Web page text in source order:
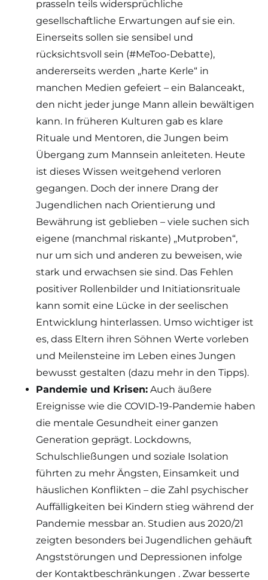
prasseln teils widersprüchliche
gesellschaftliche Erwartungen auf sie ein.
Einerseits sollen sie sensibel und
rücksichtsvoll sein (#MeToo-Debatte),
andererseits werden „harte Kerle“ in
manchen Medien gefeiert – ein Balanceakt,
den nicht jeder junge Mann allein bewältigen
kann. In früheren Kulturen gab es klare
Rituale und Mentoren, die Jungen beim
Übergang zum Mannsein anleiteten. Heute
ist dieses Wissen weitgehend verloren
gegangen. Doch der innere Drang der
Jugendlichen nach Orientierung und
Bewährung ist geblieben – viele suchen sich
eigene (manchmal riskante) „Mutproben“,
nur um sich und anderen zu beweisen, wie
stark und erwachsen sie sind. Das Fehlen
positiver Rollenbilder und Initiationsrituale
kann somit eine Lücke in der seelischen
Entwicklung hinterlassen. Umso wichtiger ist
es, dass Eltern ihren Söhnen Werte vorleben
und Meilensteine im Leben eines Jungen
bewusst gestalten (dazu mehr in den Tipps).
Pandemie und Krisen: Auch äußere
Ereignisse wie die COVID-19-Pandemie haben
die mentale Gesundheit einer ganzen
Generation geprägt. Lockdowns,
Schulschließungen und soziale Isolation
führten zu mehr Ängsten, Einsamkeit und
häuslichen Konflikten – die Zahl psychischer
Auffälligkeiten bei Kindern stieg während der
Pandemie messbar an. Studien aus 2020/21
zeigten besonders bei Jugendlichen gehäuft
Angststörungen und Depressionen infolge
der Kontaktbeschränkungen . Zwar besserte